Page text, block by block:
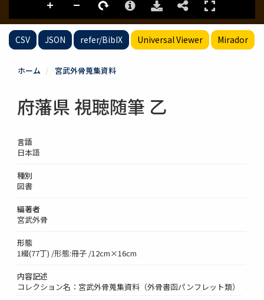
CSV JSON refer/BibIX Universal Viewer Mirador
ホーム 宮武外骨蒐集資料
府藩県 視聴随筆 乙
言語
日本語
種別
図書
編著者
宮武外骨
形態
1綴(77丁) /形態:冊子 /12cm×16cm
内容記述
コレクション名：宮武外骨蒐集資料（外骨書函パンフレット類）